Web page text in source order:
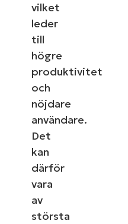
vilket
leder
till
högre
produktivitet
och
nöjdare
användare.
Det
kan
därför
vara
av
största